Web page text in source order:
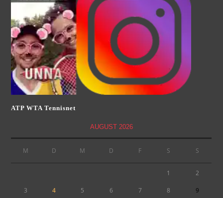
ATP WTA Tennisnet
AUGUST 2026
M D M D F S S
1 2
3 4 5 6 7 8 9